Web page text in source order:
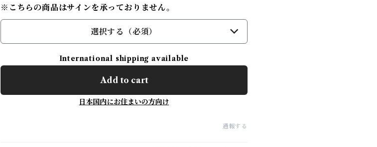
※こちらの商品はサインを承っておりません。
選択する（必須）
International shipping available
Add to cart
日本国内にお住まいの方向け
通報する